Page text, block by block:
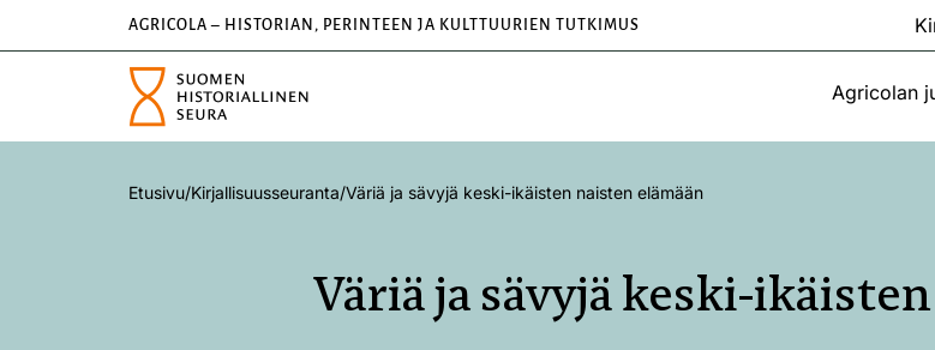
AGRICOLA – HISTORIAN, PERINTEEN JA KULTTUURIEN TUTKIMUS
Agricolan
Etusivu/Kirjallisuusseuranta/Väriä ja sävyjä keski-ikäisten naisten elämään
Väriä ja sävyjä keski-